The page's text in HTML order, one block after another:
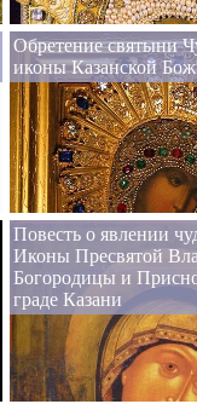
Обретение святыни
иконы Казанской
Повесть о явлении
Иконы Пресвятой
Богородицы и
граде Казани